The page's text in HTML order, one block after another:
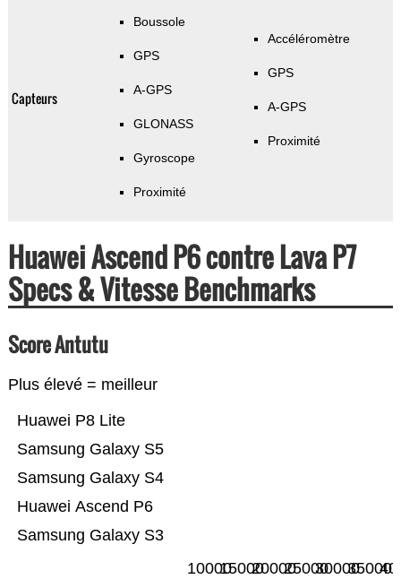
Capteurs
Boussole
GPS
A-GPS
GLONASS
Gyroscope
Proximité
Accéléromètre
GPS
A-GPS
Proximité
Huawei Ascend P6 contre Lava P7
Specs & Vitesse Benchmarks
Score Antutu
Plus élevé = meilleur
Samsung Galaxy S3
Huawei Ascend P6
Samsung Galaxy S4
Samsung Galaxy S5
Huawei P8 Lite
100001500020000250003000035000